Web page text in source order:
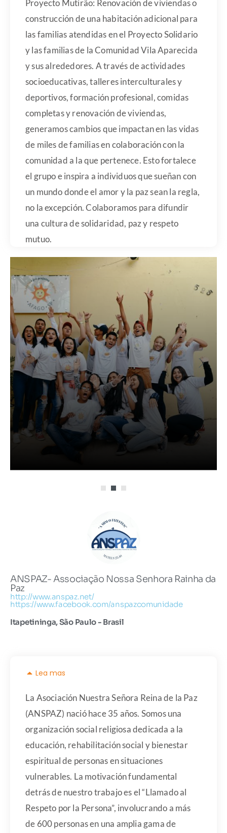
Proyecto Mutirão: Renovación de viviendas o
construcción de una habitación adicional para
las familias atendidas en el Proyecto Solidario
y las familias de la Comunidad Vila Aparecida
y sus alrededores. A través de actividades
socioeducativas, talleres interculturales y
deportivos, formación profesional, comidas
completas y renovación de viviendas,
generamos cambios que impactan en las vidas
de miles de familias en colaboración con la
comunidad a la que pertenece. Esto fortalece
el grupo e inspira a individuos que sueñan con
un mundo donde el amor y la paz sean la regla,
no la excepción. Colaboramos para difundir
una cultura de solidaridad, paz y respeto
mutuo.
ANSPAZ- Associação Nossa Senhora Rainha da
Paz
http://www.anspaz.net/
https://www.facebook.com/anspazcomunidade
Itapetininga, São Paulo - Brasil
Lea mas
La Asociación Nuestra Señora Reina de la Paz
(ANSPAZ) nació hace 35 años. Somos una
organización social religiosa dedicada a la
educación, rehabilitación social y bienestar
espiritual de personas en situaciones
vulnerables. La motivación fundamental
detrás de nuestro trabajo es el “Llamado al
Respeto por la Persona”, involucrando a más
de 600 personas en una amplia gama de